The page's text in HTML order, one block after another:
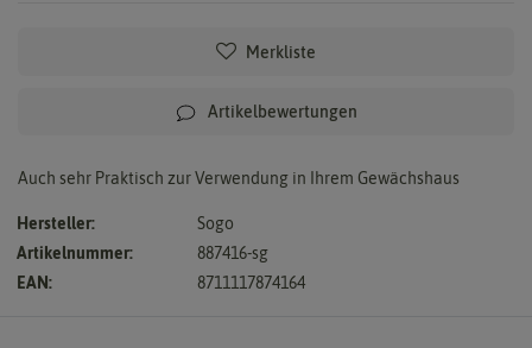
Merkliste
Artikelbewertungen
Auch sehr Praktisch zur Verwendung in Ihrem Gewächshaus
Hersteller:
Sogo
Artikelnummer:
887416-sg
EAN:
8711117874164